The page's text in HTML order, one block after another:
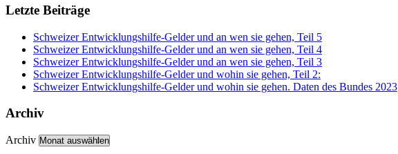
Letzte Beiträge
Schweizer Entwicklungshilfe-Gelder und an wen sie gehen, Teil 5
Schweizer Entwicklungshilfe-Gelder und an wen sie gehen, Teil 4
Schweizer Entwicklungshilfe-Gelder und an wen sie gehen, Teil 3
Schweizer Entwicklungshilfe-Gelder und wohin sie gehen, Teil 2:
Schweizer Entwicklungshilfe-Gelder und wohin sie gehen. Daten des Bundes 2023
Archiv
Archiv